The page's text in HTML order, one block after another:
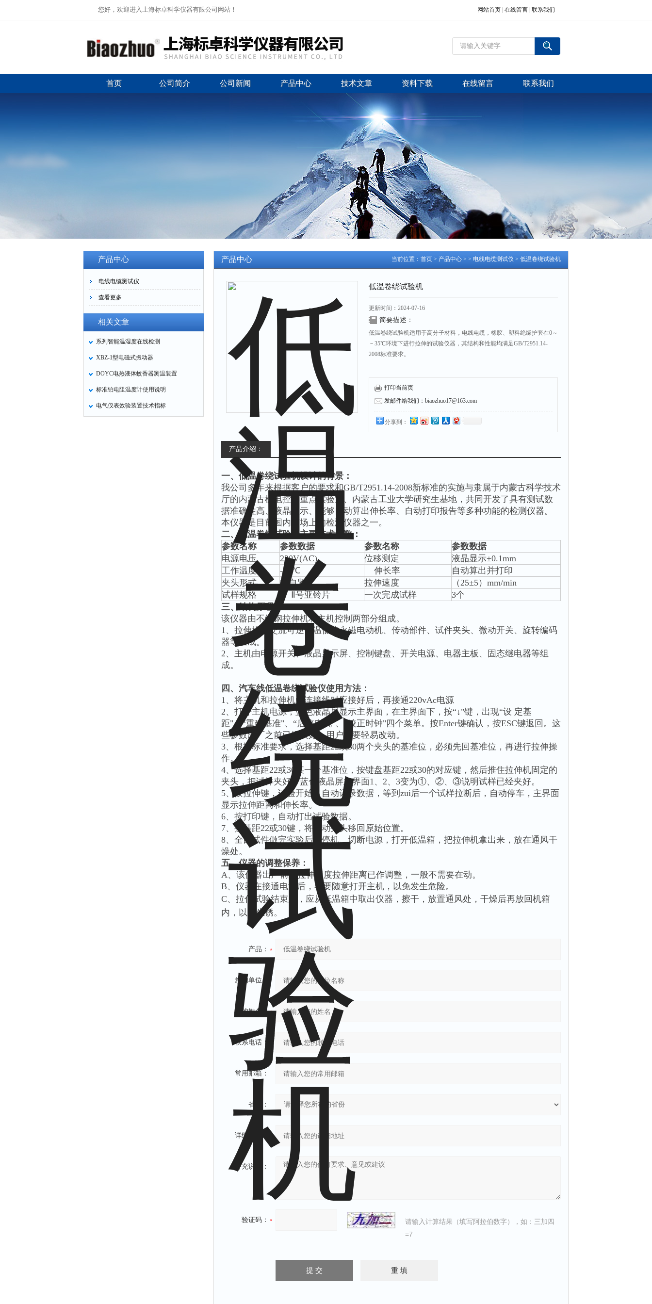
您好，欢迎进入上海标卓科学仪器有限公司网站！ 网站首页 在线留言 联系我们
首页 公司简介 公司新闻 产品中心 技术文章 资料下载 在线留言 联系我们
产品中心
电线电缆测试仪
查看更多
相关文章
系列智能温湿度在线检测
XBZ-1型电磁式振动器
DOYC电热液体蚊香器测温装置
标准铂电阻温度计使用说明
电气仪表效验装置技术指标
当前位置： 首页 > 产品中心 > > 电线电缆测试仪 > 低温卷绕试验机
产品中心
低温卷绕试验机
更新时间：2024-07-16
简要描述：
低温卷绕试验机适用于高分子材料，电线电缆，橡胶、塑料绝缘护套在0～
－35℃环境下进行拉伸的试验仪器，其结构和性能均满足GB/T2951.14-
2008标准要求。
打印当前页
发邮件给我们：biaozhuo17@163.com
分享到：
产品介绍：
一、低温卷绕试验机设计的背景：
我公司多年来根据客户的要求和GB/T2951.14-2008新标准的实施与隶属于内蒙古科学技术
厅的内蒙古机电控制重点实验室、内蒙古工业大学研究生基地，共同开发了具有测试数
据准确性高、液晶显示、能够自动算出伸长率、自动打印报告等多种功能的检测仪器。
本仪器是目前国内市场上的检测仪器之一。
二、 低温卷绕试验机主要技术参数：
参数名称
参数数据 参数名称
参数数据
电源电压
220V(AC) 位移测定
液晶显示±0.1mm
工作温度
-40℃ 伸长率
自动算出并打印
夹头形式
非自紧式 拉伸速度
（25±5）mm/min
试样规格
Ⅰ、Ⅱ号亚铃片 一次完成试样
3个
三、
该仪器由不锈钢拉伸机和主机控制两部分组成。
1、拉伸机由交流可逆低温低速永磁电动机、传动部件、试件夹头、微动开关、旋转编码
器等组成。
2、主机由电源开关、液晶显示屏、控制键盘、开关电源、电器主板、固态继电器等组
成。
四、汽车线低温卷绕试验仪使用方法：
1、将主机和拉伸机的连接线对应接好后，再接通220vAc电源
2、打开主机电源，蓝色液晶屏显示主界面，在主界面下，按“↓"键，出现“设 定基
距"、“重建基准"、“启停电机"、“校正时钟"四个菜单。按Enter键确认，按ESC键返回。这
些参数出厂之前已经设好，用户不要轻易改动。
3、根据标准要求，选择基距22或30两个夹头的基准位，必须先回基准位，再进行拉伸操
作。
4、选择基距22或30某一个基准位，按键盘基距22或30的对应键，然后推住拉伸机固定的
夹头，把试样夹好，蓝色液晶屏主界面1、2、3变为①、②、③说明试样已经夹好。
5、按拉伸键，试验开始，自动记录数据，等到zui后一个试样拉断后，自动停车，主界面
显示拉伸距离和伸长率。
6、按打印键，自动打出试验数据。
7、按基距22或30键，将活动夹头移回原始位置。
8、全部试件做完实验后，停机、切断电源，打开低温箱，把拉伸机拿出来，放在通风干
燥处。
五、仪器的调整保养：
A、该仪器出厂前对拉伸速度拉伸距离已作调整，一般不需要在动。
B、仪器在接通电源后，不要随意打开主机，以免发生危险。
C、拉伸试验结束后，应从低温箱中取出仪器，擦干，放置通风处，干燥后再放回机箱
内，以防生锈。
产品：
您的单位：
您的姓名：
联系电话：
常用邮箱：
省份：
详细地址：
补充说明：
验证码：
请输入计算结果（填写阿拉伯数字），如：三加四
=7